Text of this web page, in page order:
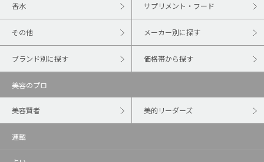
香水 サプリメント・フード
その他 メーカー別に探す
ブランド別に探す 価格帯から探す
美容のプロ
美容賢者 美的リーダーズ
連載